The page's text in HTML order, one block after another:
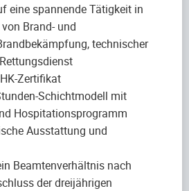
eine spannende Tätigkeit in
Brand- und
technischer
Zertifikat
Schichtmodell mit
Hospitationsprogramm
Ausstattung und
Beamtenverhältnis nach
der dreijährigen